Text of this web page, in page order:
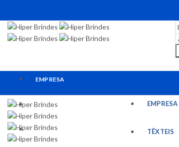
EMPRESA
TÊXTEIS
ESCRITA
EMPRESA
TÊXTEIS